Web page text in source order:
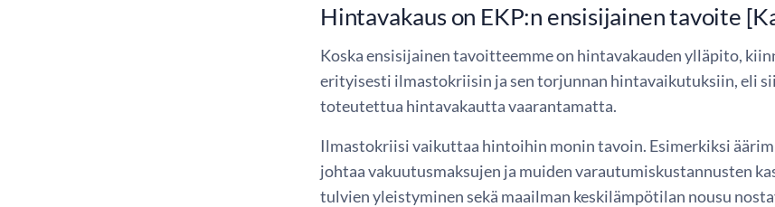
Hintavakaus on EKP:n ensisijainen tavoite
Koska ensisijainen tavoitteemme on hintavakauden ylläpito,
erityisesti ilmastokriisin ja sen torjunnan hintavaikutuksiin, eli
toteutettua hintavakautta vaarantamatta.
Ilmastokriisi vaikuttaa hintoihin monin tavoin. Esimerkiksi
johtaa vakuutusmaksujen ja muiden varautumiskustannusten
tulvien yleistyminen sekä maailman keskilämpötilan nousu